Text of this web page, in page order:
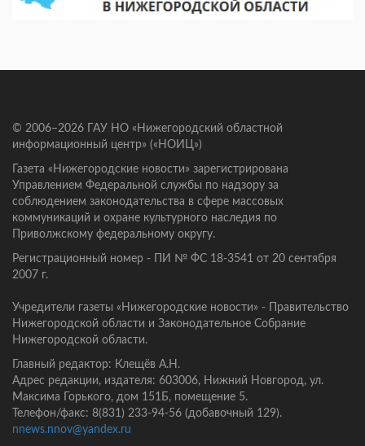
© 2006–2026 ГАУ НО «Нижегородский областной
информационный центр» («НОИЦ»)
Газета «Нижегородские новости» зарегистрирована
Управлением Федеральной службы по надзору за
соблюдением законодательства в сфере массовых
коммуникаций и охране культурного наследия по
Приволжскому федеральному округу.
Регистрационный номер - ПИ № ФС 18-3541 от 20 сентября
2007 г.
Учредители газеты «Нижегородские новости» - Правительство
Нижегородской области и Законодательное Собрание
Нижегородской области.
Главный редактор: Клещёв А.Н.
Адрес редакции, издателя: 603006, Нижний Новгород, ул.
Максима Горького, дом 151Б, помещение 5.
Телефон/факс: 8(831) 233-94-56 (добавочный 129).
nnews.nnov@yandex.ru